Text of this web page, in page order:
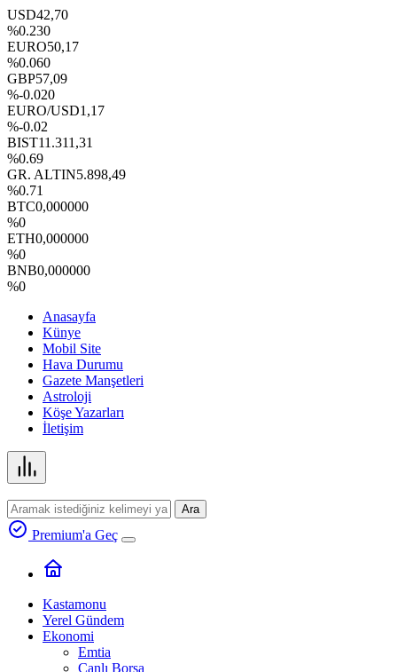
USD42,70
%0.230
EURO50,17
%0.060
GBP57,09
%-0.020
EURO/USD1,17
%-0.02
BIST11.311,31
%0.69
GR. ALTIN5.898,49
%0.71
BTC0,000000
%0
ETH0,000000
%0
BNB0,000000
%0
Anasayfa
Künye
Mobil Site
Hava Durumu
Gazete Manşetleri
Astroloji
Köşe Yazarları
İletişim
Ara
Premium'a Geç
Kastamonu
Yerel Gündem
Ekonomi
Emtia
Canlı Borsa